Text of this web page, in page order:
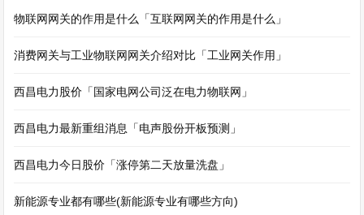
物联网网关的作用是什么「互联网网关的作用是什么」
消费网关与工业物联网网关介绍对比「工业网关作用」
西昌电力股价「国家电网公司泛在电力物联网」
西昌电力最新重组消息「电声股份开板预测」
西昌电力今日股价「涨停第二天放量洗盘」
新能源专业都有哪些(新能源专业有哪些方向)